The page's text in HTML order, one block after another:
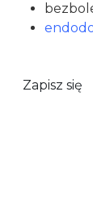
Zapisz się